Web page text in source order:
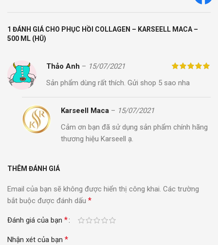
1 ĐÁNH GIÁ CHO PHỤC HỒI COLLAGEN – KARSEELL MACA –
500 ML (HŨ)
Thảo Anh – 15/07/2021
Sản phẩm dùng rất thích. Gửi shop 5 sao nha
Karseell Maca – 15/07/2021
Cảm ơn bạn đã sử dụng sản phẩm chính hãng
thương hiệu Karseell ạ.
THÊM ĐÁNH GIÁ
Email của bạn sẽ không được hiển thị công khai. Các trường
bắt buộc được đánh dấu *
Đánh giá của bạn *
Nhận xét của bạn *